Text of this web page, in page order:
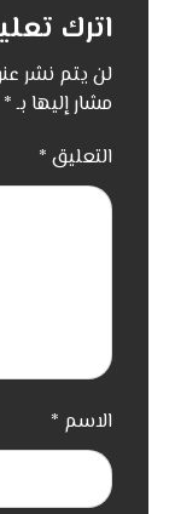
اترك
لن يتم نشر
مشار إليها بـ*
التعليق *
الاسم *